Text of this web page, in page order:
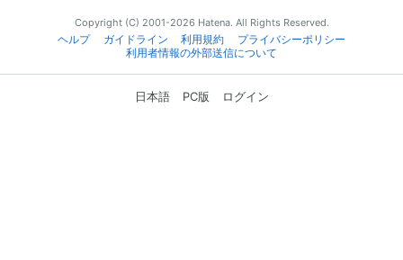
Copyright (C) 2001-2026 Hatena. All Rights Reserved.
ヘルプ
ガイドライン 利用規約
プライバシーポリシー
利用者情報の外部送信について
日本語 PC版 ログイン